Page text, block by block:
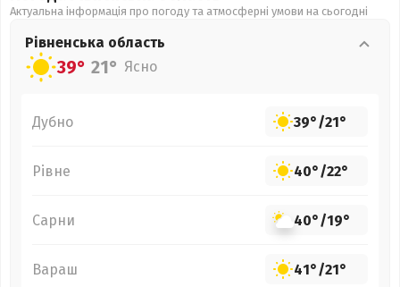
Актуальна інформація про погоду та атмосферні умови на сьогодні
Рівненська область
39° 21° Ясно
Дубно 39°/21°
Рівне 40°/22°
Сарни 40°/19°
Вараш 41°/21°